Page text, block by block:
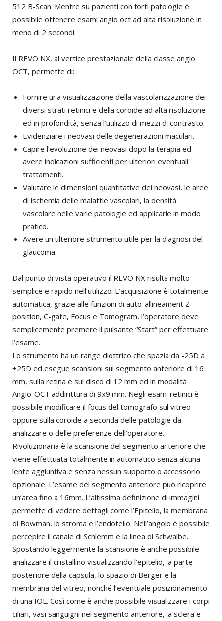
512 B-Scan. Mentre su pazienti con forti patologie è
possibile ottenere esami angio oct ad alta risoluzione in
meno di 2 secondi.
Il REVO NX, al vertice prestazionale della classe angio
OCT, permette di:
Fornire una visualizzazione della vascolarizzazione dei
diversi strati retinici e della coroide ad alta risoluzione
ed in profondità, senza l’utilizzo di mezzi di contrasto.
Evidenziare i neovasi delle degenerazioni maculari.
Capire l’evoluzione dei neovasi dopo la terapia ed
avere indicazioni sufficienti per ulteriori eventuali
trattamenti.
Valutare le dimensioni quantitative dei neovasi, le aree
di ischemia delle malattie vascolari, la densità
vascolare nelle varie patologie ed applicarle in modo
pratico.
Avere un ulteriore strumento utile per la diagnosi del
glaucoma.
Dal punto di vista operativo il REVO NX risulta molto
semplice e rapido nell’utilizzo. L’acquisizione è totalmente
automatica, grazie alle funzioni di auto-allineament Z-
position, C-gate, Focus e Tomogram, l’operatore deve
semplicemente premere il pulsante “Start” per effettuare
l’esame.
Lo strumento ha un range diottrico che spazia da -25D a
+25D ed esegue scansioni sul segmento anteriore di 16
mm, sulla retina e sul disco di 12 mm ed in modalità
Angio-OCT addirittura di 9x9 mm. Negli esami retinici è
possibile modificare il focus del tomografo sul vitreo
oppure sulla coroide a seconda delle patologie da
analizzare o delle preferenze dell’operatore.
Rivoluzionaria è la scansione del segmento anteriore che
viene effettuata totalmente in automatico senza alcuna
lente aggiuntiva e senza nessun supporto o accessorio
opzionale. L’esame del segmento anteriore può ricoprire
un’area fino a 16mm. L’altissima definizione di immagini
permette di vedere dettagli come l’Epitelio, la membrana
di Bowman, lo stroma e l’endotelio. Nell’angolo è possibile
percepire il canale di Schlemm e la linea di Schwalbe.
Spostando leggermente la scansione è anche possibile
analizzare il cristallino visualizzando l’epitelio, la parte
posteriore della capsula, lo spazio di Berger e la
membrana del vitreo, nonché l’eventuale posizionamento
di una IOL. Così come è anche possibile visualizzare i corpi
ciliari, vasi sanguigni nel segmento anteriore, la sclera e